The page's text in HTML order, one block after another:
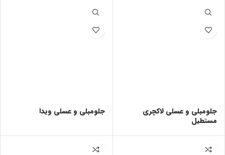
جلومبلی و عسلی لاکچری
مستطیل
جلومبلی و عسلی ویدا